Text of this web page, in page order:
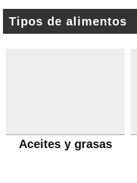
Tipos de alimentos
Aceites y grasas